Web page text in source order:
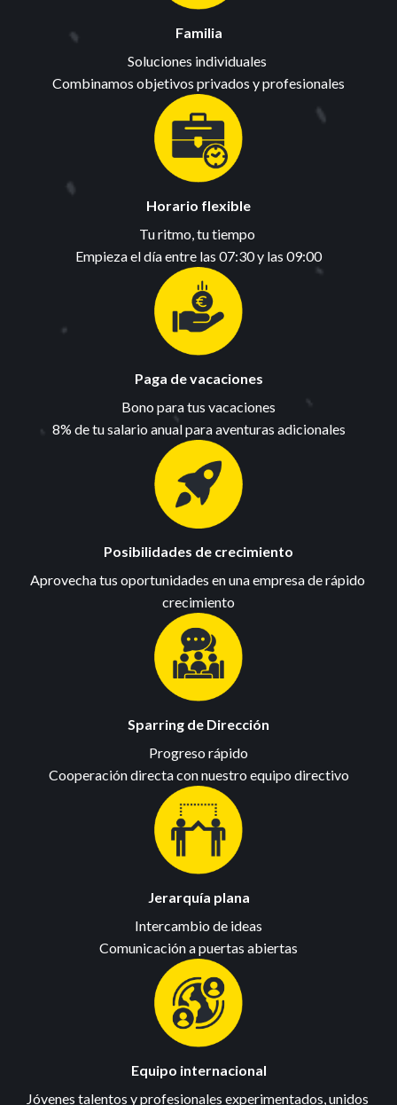
Familia
Soluciones individuales
Combinamos objetivos privados y profesionales
Horario flexible
Tu ritmo, tu tiempo
Empieza el día entre las 07:30 y las 09:00
Paga de vacaciones
Bono para tus vacaciones
8% de tu salario anual para aventuras adicionales
Posibilidades de crecimiento
Aprovecha tus oportunidades en una empresa de rápido
crecimiento
Sparring de Dirección
Progreso rápido
Cooperación directa con nuestro equipo directivo
Jerarquía plana
Intercambio de ideas
Comunicación a puertas abiertas
Equipo internacional
Jóvenes talentos y profesionales experimentados, unidos